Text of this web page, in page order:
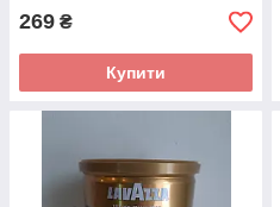
269 ₴
Купити